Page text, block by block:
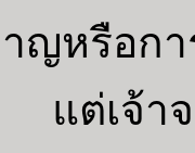
าญหรือก
แต่เจ้าจ